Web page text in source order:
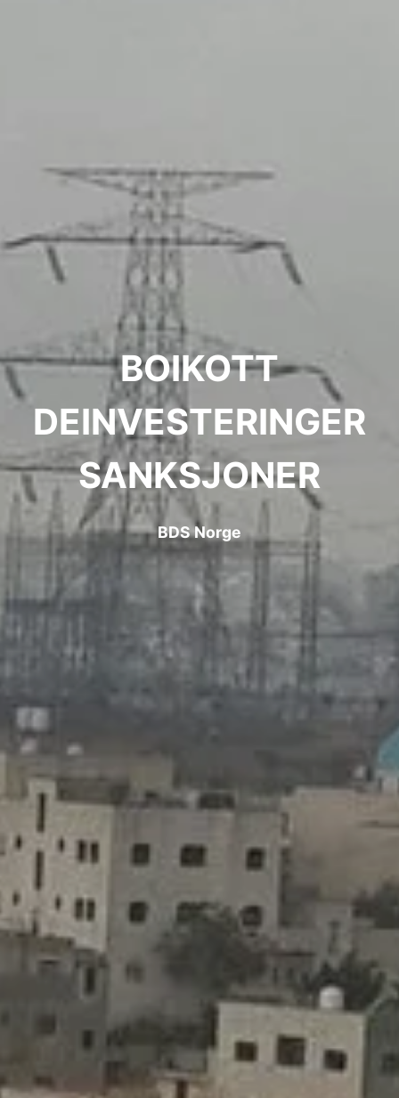
BOIKOTT
DEINVESTERINGER
SANKSJONER
BDS Norge